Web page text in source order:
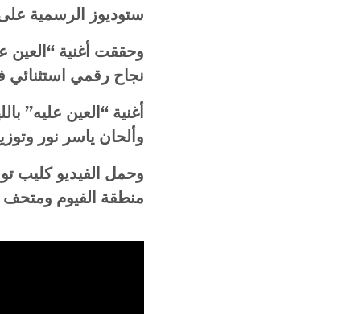
ستوديوز الرسمية
نجاح رقمي
أغنية “العين عليه”
وألحان ياسر نور
وحمل الفيديو كليب
منطقة الفيوم ومتحف